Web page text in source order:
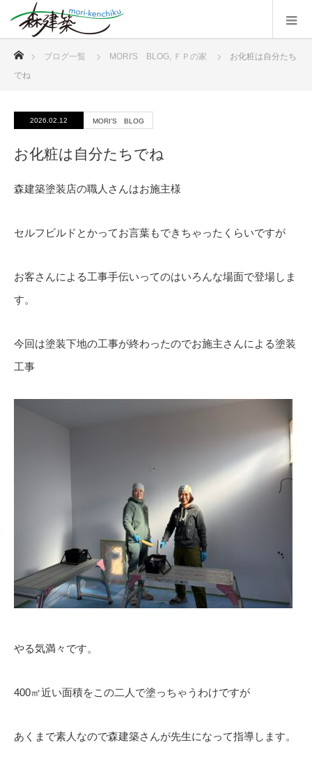
ブログ一覧 MORI'S BLOG, ＦＰの家
お化粧は自分たち
でね
2026.02.12 MORI'S BLOG
お化粧は自分たちでね
森建築塗装店の職人さんはお施主様
セルフビルドとかってお言葉もできちゃったくらいですが
お客さんによる工事手伝いってのはいろんな場面で登場しま
す。
今回は塗装下地の工事が終わったのでお施主さんによる塗装
工事
やる気満々です。
400㎡近い面積をこの二人で塗っちゃうわけですが
あくまで素人なので森建築さんが先生になって指導します。